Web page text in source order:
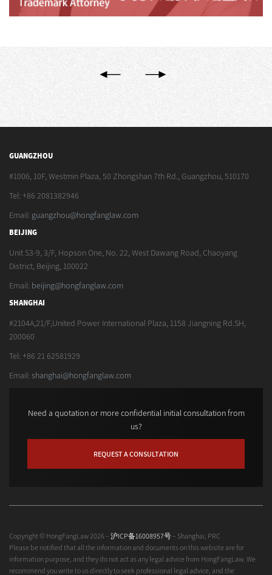
GUANGZHOU
#1006, 10F, Westmin Plaza, 50 Zhongshan 7th Rd., Guangzhou, 510170
Tel: +86 2081382946
Email: guangzhou@hongfanglaw.com
BEIJING
Unit S3-9, 3/F, Hopson One, No. 22, West Dawang Road, Chaoyang
District, Beijing, 100022
Email: beijing@hongfanglaw.com
SHANGHAI
#2104A,21/F,United Power International Plaza, 1158 Jiangning Rd.SH,
200060
Tel: +86 21 62581929
Email: shanghai@hongfanglaw.com
Need a quotation or more confidential initial consultation from
us?
REQUEST A CONSULTATION
Copyright © HongFangLaw 2026 – 沪ICP备16008957号– Shanghai, PRC
Please be notified that all the information and documents on this website are for
information purpose, and they do not act as any legal advice from HongFangLaw. We
recommend you write to us directly to seek professional legal advice, and the